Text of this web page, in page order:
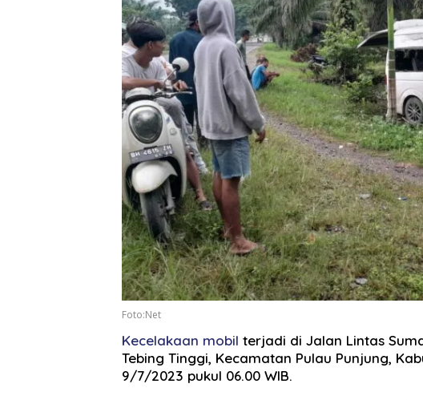
Foto:Net
Kecelakaan mobil terjadi di Jalan Lintas
Tebing Tinggi, Kecamatan Pulau Punjung,
9/7/2023 pukul 06.00 WIB.